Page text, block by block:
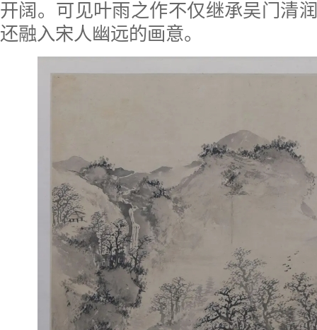
开阔。可见叶雨之作不仅继承吴门清
还融入宋人幽远的画意。